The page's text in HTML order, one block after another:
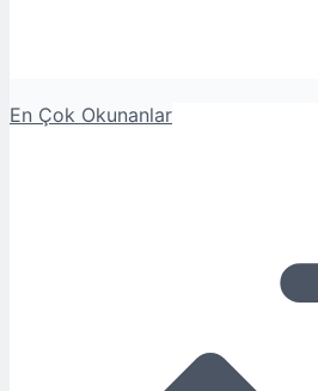
En Çok Okunanlar